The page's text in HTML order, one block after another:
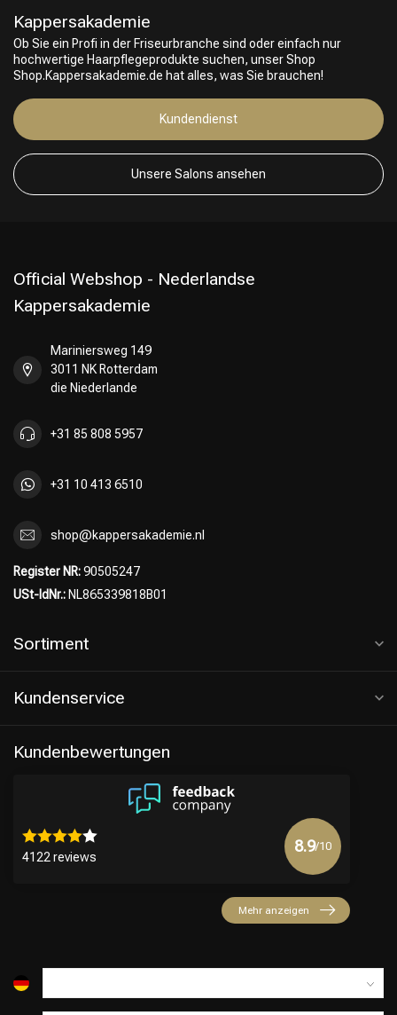
Kappersakademie
Ob Sie ein Profi in der Friseurbranche sind oder einfach nur
hochwertige Haarpflegeprodukte suchen, unser Shop
Shop.Kappersakademie.de hat alles, was Sie brauchen!
Kundendienst
Unsere Salons ansehen
Official Webshop - Nederlandse
Kappersakademie
Mariniersweg 149
3011 NK Rotterdam
die Niederlande
+31 85 808 5957
+31 10 413 6510
shop@kappersakademie.nl
Register NR:90505247
USt-IdNr.: NL865339818B01
Sortiment
Kundenservice
Kundenbewertungen
4122 reviews
8.9/10
Mehr anzeigen